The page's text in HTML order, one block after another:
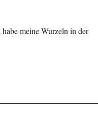
meine Wurzeln in der